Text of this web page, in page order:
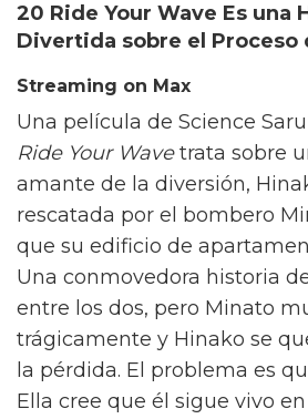
20 Ride Your Wave Es una
Divertida sobre el Proceso
Streaming on Max
Una película de Science
Ride Your Wavetrata sobre
amante de la diversión,
rescatada por el bombero
que su edificio de
Una conmovedora historia
entre los dos, pero Minato
trágicamente y Hinako se
la pérdida. El problema es
Ella cree que él sigue vivo